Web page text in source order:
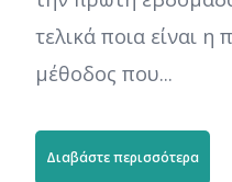
τελικά ποια είναι η
μέθοδος που...
Διαβάστε περισσότερα